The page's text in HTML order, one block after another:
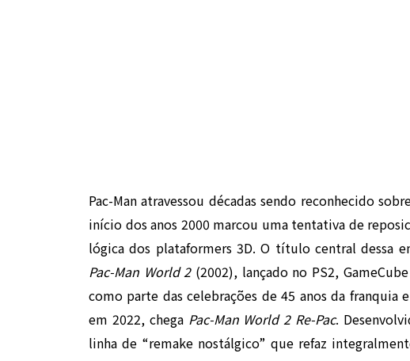
Pac-Man atravessou décadas sendo reconhecido
início dos anos 2000 marcou uma tentativa de
lógica dos plataformers 3D. O título central dessa
Pac-Man World 2(2002), lançado no PS2,
como parte das celebrações de 45 anos da franquia
em 2022, chega Pac-Man World 2 Re-Pac.
linha de “remake nostálgico” que refaz